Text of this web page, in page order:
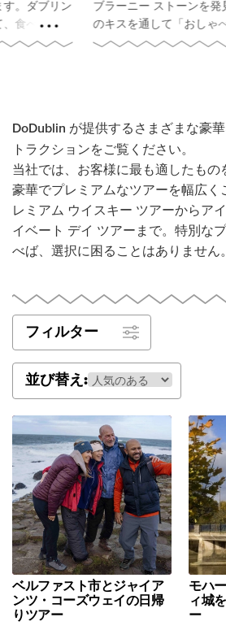
。ダブリン
食べ物やビ
せ、地元の
ブラーニー ストーンを発
のキスを通して「おしゃべ
物」を受け取ります。キャ
DoDublin が提供するさまざまな豪
トラクションをご覧ください。
当社では、お客様に最も適したもの
豪華でプレミアムなツアーを幅広く
レミアム ウイスキー ツアーからア
イベート デイ ツアーまで。特別な
べば、選択に困ることはありません。
フィルター
並び替え:
ベルファスト市とジャイア
ンツ・コーズウェイの日帰
りツアー
モハ
ィ城
ー